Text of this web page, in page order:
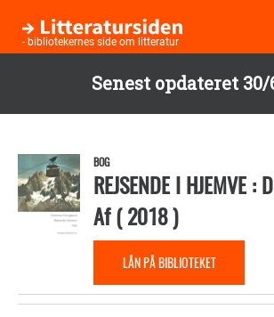
Senest opdateret 30/
hovedindhold
- bibliotekernes side om litteratur
BOG
REJSENDE I HJEMVE :
Af(2018)
LÅN PÅ BIBLIOTEKET